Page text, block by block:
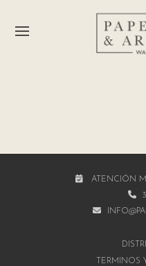
ATENCIÓN